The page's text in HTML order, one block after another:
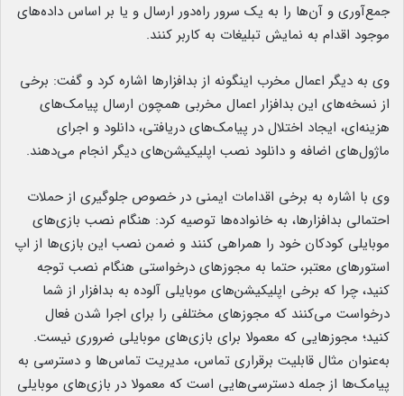
جمع‌آوری و آن‌ها را به یک سرور راه‌دور ارسال و یا بر اساس داده‌های
موجود اقدام به نمایش تبلیغات به کاربر کنند.
وی به دیگر اعمال مخرب اینگونه از بدافزارها اشاره کرد و گفت: برخی
از نسخه‌های این بدافزار اعمال مخربی همچون ارسال پیامک‌های
هزینه‌ای، ایجاد اختلال در پیامک‌های دریافتی، دانلود و اجرای
ماژول‌های اضافه و دانلود نصب اپلیکیشن‌های دیگر انجام می‌دهند.
وی با اشاره به برخی اقدامات ایمنی در خصوص جلوگیری از حملات
احتمالی بدافزارها، به خانواده‌ها توصیه کرد: هنگام نصب بازی‌های
موبایلی کودکان خود را همراهی کنند و ضمن نصب این بازی‌ها از اپ
استورهای معتبر، حتما به مجوزهای درخواستی هنگام نصب توجه
کنید، چرا که برخی اپلیکیشن‌های موبایلی آلوده به بدافزار از شما
درخواست می‌کنند که مجوزهای مختلفی را برای اجرا شدن فعال
کنید؛ مجوزهایی که معمولا برای بازی‌های موبایلی ضروری نیست.
به‌عنوان مثال قابلیت برقراری تماس، مدیریت تماس‌ها و دسترسی به
پیامک‌ها از جمله دسترسی‌هایی است که معمولا در بازی‌های موبایلی